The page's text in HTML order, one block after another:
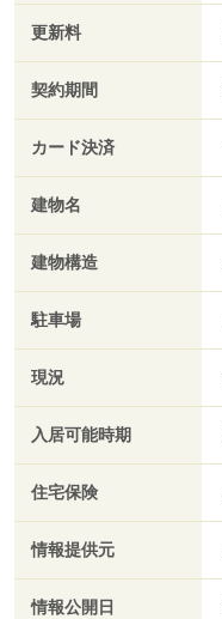
更新料
契約期間
カード決済
建物名
建物構造
駐車場
現況
入居可能時期
住宅保険
情報提供元
情報公開日